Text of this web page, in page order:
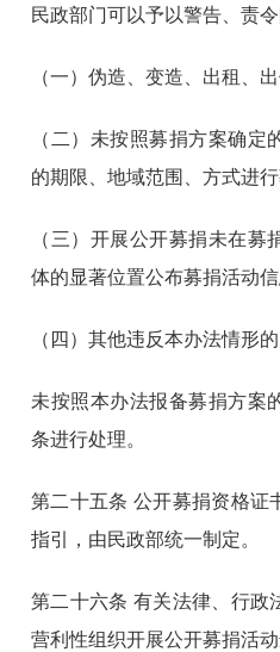
民政部门可以予以警告、责令
（一）伪造、变造、出租、
（二）未按照募捐方案确
的期限、地域范围、方式进行
（三）开展公开募捐未在
体的显著位置公布募捐活动信
（四）其他违反本办法情形的
未按照本办法报备募捐方案
条进行处理。
第二十五条公开募捐资格证
指引，由民政部统一制定。
第二十六条有关法律、行政
营利性组织开展公开募捐活动